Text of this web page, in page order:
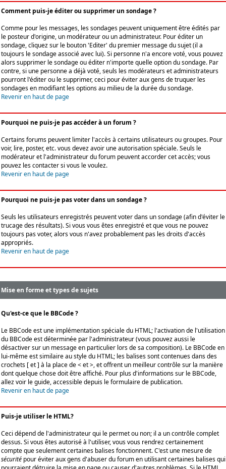
Comment puis-je éditer ou supprimer un sondage ?
Comme pour les messages, les sondages peuvent uniquement être édités par
le posteur d'origine, un modérateur ou un administrateur. Pour éditer un
sondage, cliquez sur le bouton 'Editer' du premier message du sujet (il a
toujours le sondage associé avec lui). Si personne n'a encore voté, vous pouvez
alors supprimer le sondage ou éditer n'importe quelle option du sondage. Par
contre, si une personne a déjà voté, seuls les modérateurs et administrateurs
pourront l'éditer ou le supprimer, ceci pour éviter aux gens de truquer les
sondages en modifiant les options au milieu de la durée du sondage.
Revenir en haut de page
Pourquoi ne puis-je pas accéder à un forum ?
Certains forums peuvent limiter l'accès à certains utilisateurs ou groupes. Pour
voir, lire, poster, etc. vous devez avoir une autorisation spéciale. Seuls le
modérateur et l'administrateur du forum peuvent accorder cet accès; vous
pouvez les contacter si vous le voulez.
Revenir en haut de page
Pourquoi ne puis-je pas voter dans un sondage ?
Seuls les utilisateurs enregistrés peuvent voter dans un sondage (afin d'éviter le
trucage des résultats). Si vous vous êtes enregistré et que vous ne pouvez
toujours pas voter, alors vous n'avez probablement pas les droits d'accès
appropriés.
Revenir en haut de page
Mise en forme et types de sujets
Qu'est-ce que le BBCode ?
Le BBCode est une implémentation spéciale du HTML; l'activation de l'utilisation
du BBCode est déterminée par l'administrateur (vous pouvez aussi le
désactiver sur un message en particulier lors de sa composition). Le BBCode en
lui-même est similaire au style du HTML; les balises sont contenues dans des
crochets [ et ] à la place de < et >, et offrent un meilleur contrôle sur la manière
dont quelque chose doit être affiché. Pour plus d'informations sur le BBCode,
allez voir le guide, accessible depuis le formulaire de publication.
Revenir en haut de page
Puis-je utiliser le HTML?
Ceci dépend de l'administrateur qui le permet ou non; il a un contrôle complet
dessus. Si vous êtes autorisé à l'utiliser, vous vous rendrez certainement
compte que seulement certaines balises fonctionnent. C'est une mesure de
sécurité pour éviter aux gens d'abuser du forum en utilisant certaines balises qui